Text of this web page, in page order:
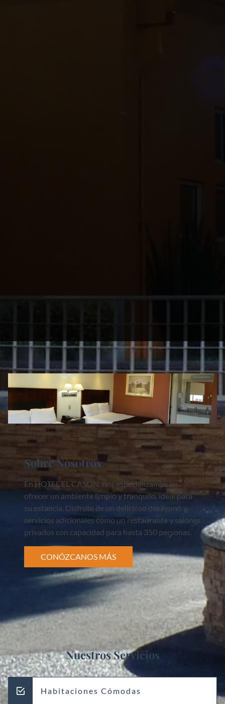
Sobre Nosotros
En HOTEL EL CASON, nos especializamos en
ofrecer un ambiente limpio y tranquilo, ideal para
su estancia. Disfrute de un delicioso desayuno y
servicios adicionales como un restaurante y salones
privados con capacidad para hasta 350 personas.
CONÓZCANOS MÁS
Nuestros Servicios
Habitaciones Cómodas